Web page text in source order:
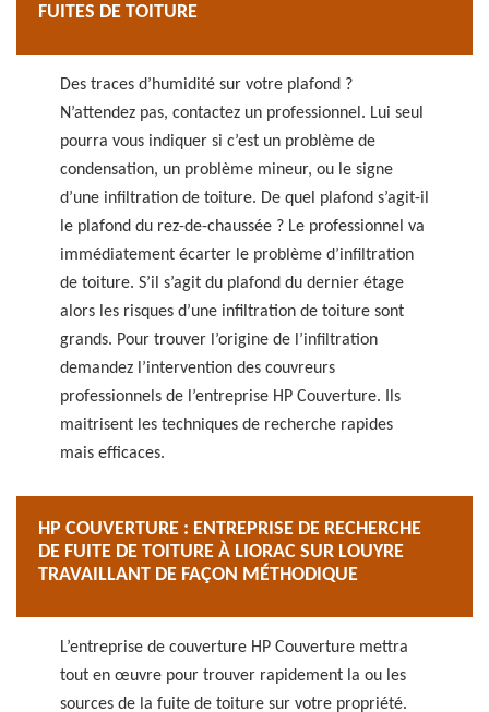
FUITES DE TOITURE
Des traces d’humidité sur votre plafond ?
N’attendez pas, contactez un professionnel. Lui seul
pourra vous indiquer si c’est un problème de
condensation, un problème mineur, ou le signe
d’une infiltration de toiture. De quel plafond s’agit-il
le plafond du rez-de-chaussée ? Le professionnel va
immédiatement écarter le problème d’infiltration
de toiture. S’il s’agit du plafond du dernier étage
alors les risques d’une infiltration de toiture sont
grands. Pour trouver l’origine de l’infiltration
demandez l’intervention des couvreurs
professionnels de l’entreprise HP Couverture. Ils
maitrisent les techniques de recherche rapides
mais efficaces.
HP COUVERTURE : ENTREPRISE DE RECHERCHE
DE FUITE DE TOITURE À LIORAC SUR LOUYRE
TRAVAILLANT DE FAÇON MÉTHODIQUE
L’entreprise de couverture HP Couverture mettra
tout en œuvre pour trouver rapidement la ou les
sources de la fuite de toiture sur votre propriété.